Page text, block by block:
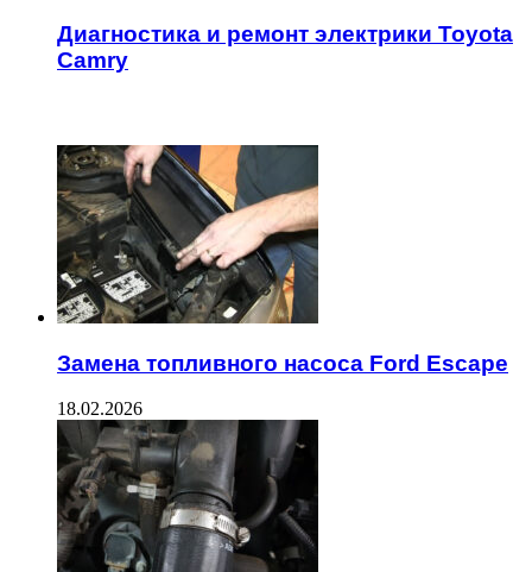
Диагностика и ремонт электрики Toyota
Camry
Замена топливного насоса Ford Escape
18.02.2026